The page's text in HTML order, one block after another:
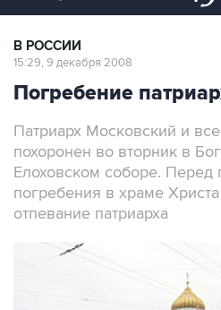
В РОССИИ
15:29, 9 декабря 2008
Погребение
Патриарх Московский и
похоронен во вторник в
Елоховском соборе. Перед
погребения в храме
отпевание патриарха